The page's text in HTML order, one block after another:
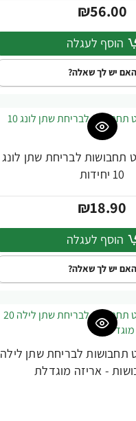
₪56.00
הוסף לעגלה
האם יש לך שאלה?
תחבושות לבריחת שתן לונג
10 יחידות
₪18.90
הוסף לעגלה
האם יש לך שאלה?
תחבושות לבריחת שתן לילה